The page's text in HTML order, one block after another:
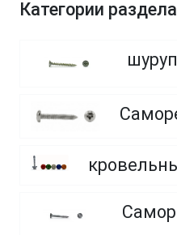
Категории раздела